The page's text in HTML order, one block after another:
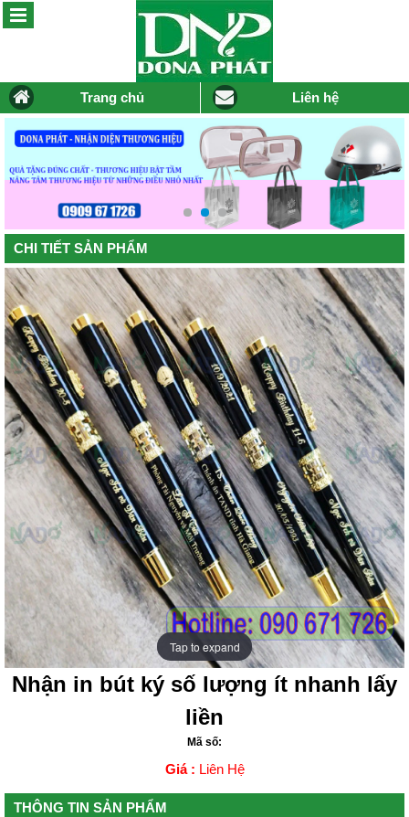
Trang chủ Liên hệ
CHI TIẾT SẢN PHẨM
Tap to expand
Tap to expand
Nhận in bút ký số lượng ít nhanh lấy
liền
Mã số:
Giá : Liên Hệ
THÔNG TIN SẢN PHẨM